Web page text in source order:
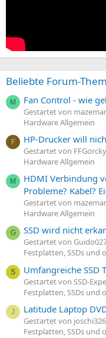
Beliebte Forum-
M Fan Control - wie
Gestartet von
Hardware Allgemein
F HP-Drucker will
Gestartet von FFGorcky
Hardware Allgemein
M
HDMI Verbindung
Probleme? Kabel?
Gestartet von
Hardware Allgemein
G SSD wird nicht
Gestartet von
Festplatten, SSDs und
S Umfangreiche SSD
Gestartet von SSD-
Festplatten, SSDs und
J Latitude Laptop
Gestartet von
Festplatten, SSDs und